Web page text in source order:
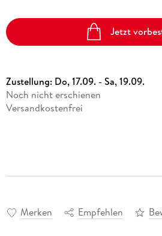
Jetzt
Zustellung: Do, 17.09. - Sa, 19.09.
Noch nicht erschienen
Versandkostenfrei
Merken Empfehlen